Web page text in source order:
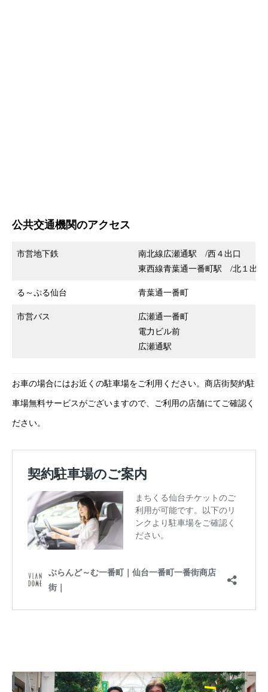
公共交通機関のアクセス
市営地下鉄
南北線広瀬通駅 /西４出口
東西線青葉通一番町駅 /北１出口
る～ぷる仙台 青葉通一番町
市営バス
広瀬通一番町
電力ビル前
広瀬通駅
お車の場合にはお近くの駐車場をご利用ください。商店街契約駐
車場無料サービスがございますので、ご利用の店舗にてご確認く
ださい。